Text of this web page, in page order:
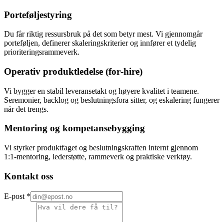
Porteføljestyring
Du får riktig ressursbruk på det som betyr mest. Vi gjennomgår
porteføljen, definerer skaleringskriterier og innfører et tydelig
prioriteringsrammeverk.
Operativ produktledelse (for‑hire)
Vi bygger en stabil leveransetakt og høyere kvalitet i teamene.
Seremonier, backlog og beslutningsfora sitter, og eskalering fungerer
når det trengs.
Mentoring og kompetansebygging
Vi styrker produktfaget og beslutningskraften internt gjennom
1:1‑mentoring, lederstøtte, rammeverk og praktiske verktøy.
Kontakt oss
E-post *